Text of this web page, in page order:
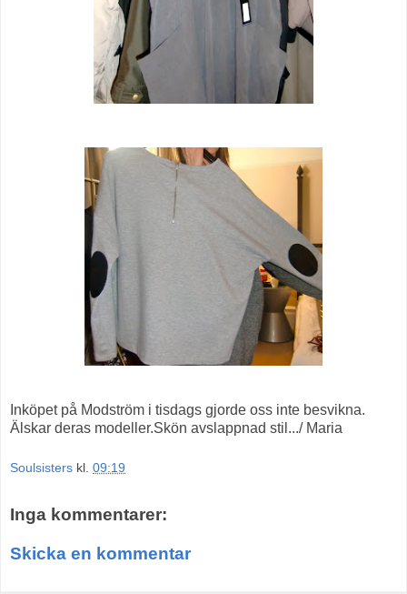
Inköpet på Modström i tisdags gjorde oss inte besvikna.
Älskar deras modeller.Skön avslappnad stil.../ Maria
Soulsisters kl. 09:19
Inga kommentarer:
Skicka en kommentar